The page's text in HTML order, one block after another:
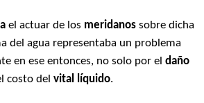
el actuar de los meridanos sobre dicha
del agua representaba un problema
en ese entonces, no solo por eldaño
costo del vital líquido.